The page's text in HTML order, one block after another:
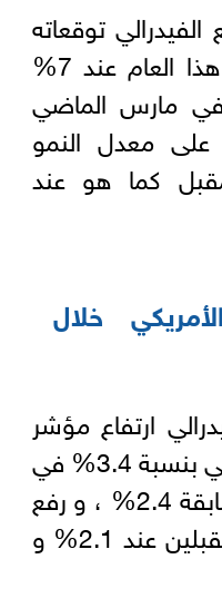
توقعاته
لنمو الاقتصاد الأمريكي هذا العام عند 7%
مارس الماضي
على معدل النمو
كما هو عند
خلال
ارتفاع مؤشر
إنفاق الاستهلاك الشخصي بنسبة 3.4% في
2021، مقابل توقعات سابقة 2.4% ، و رفع
توقعاته خلال العامين المقبلين عند 2.1% و